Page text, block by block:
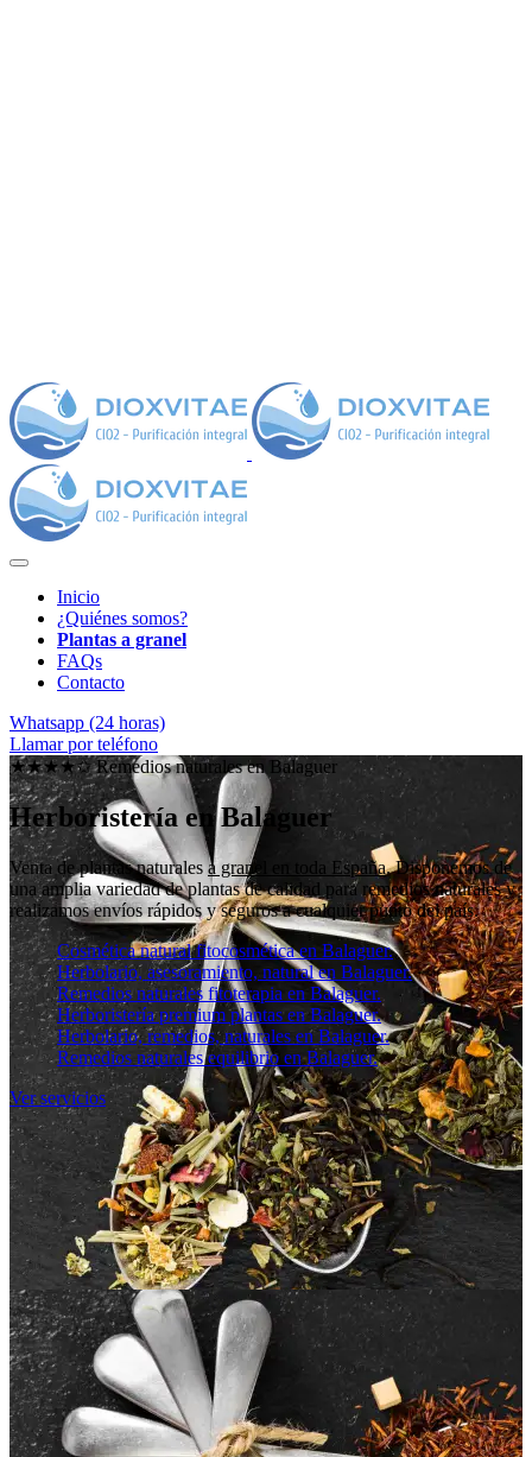
Inicio
¿Quiénes somos?
Plantas a granel
FAQs
Contacto
Whatsapp (24 horas)
Llamar por teléfono
★★★★✩ Remedios naturales en Balaguer
Herboristería en Balaguer
Venta de plantas naturalesa granel en toda España. Disponemos de
una amplia variedad de plantas de calidad para remedios naturales y
realizamos envíos rápidos y seguros a cualquier punto del país.
Cosmética natural fitocosmética en Balaguer.
Herbolario, asesoramiento, natural en Balaguer.
Remedios naturales fitoterapia en Balaguer.
Herboristería premium plantas en Balaguer.
Herbolario, remedios, naturales en Balaguer.
Remedios naturales equilibrio en Balaguer.
Ver servicios